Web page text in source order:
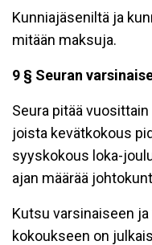
Kunniajäseniltä ja
mitään maksuja.
9 § Seuran
Seura pitää
joista kevätkokous
syyskokous loka-
ajan määrää
Kutsu varsinaiseen
kokoukseen on